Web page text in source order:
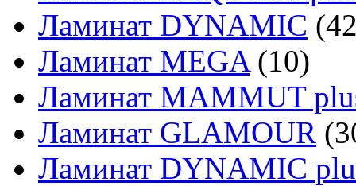
Ламинат DYNAMIC
Ламинат MEGA(10)
Ламинат MAMMUT
Ламинат GLAMOUR
Ламинат DYNAMIC